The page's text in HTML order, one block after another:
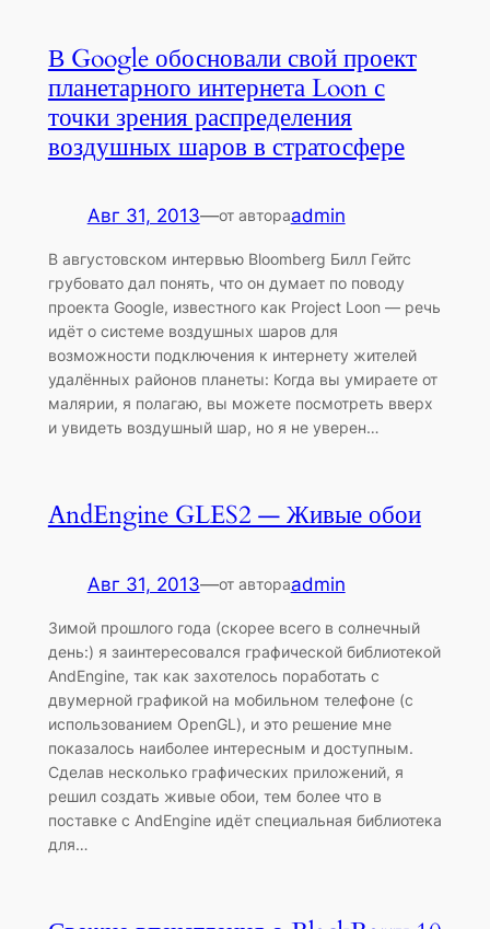
В Google обосновали свой проект
планетарного интернета Loon с
точки зрения распределения
воздушных шаров в стратосфере
Авг 31, 2013—от автораadmin
В августовском интервью Bloomberg Билл Гейтс
грубовато дал понять, что он думает по поводу
проекта Google, известного как Project Loon — речь
идёт о системе воздушных шаров для
возможности подключения к интернету жителей
удалённых районов планеты: Когда вы умираете от
малярии, я полагаю, вы можете посмотреть вверх
и увидеть воздушный шар, но я не уверен…
AndEngine GLES2 — Живые обои
Авг 31, 2013—от автораadmin
Зимой прошлого года (скорее всего в солнечный
день:) я заинтересовался графической библиотекой
AndEngine, так как захотелось поработать с
двумерной графикой на мобильном телефоне (с
использованием OpenGL), и это решение мне
показалось наиболее интересным и доступным.
Сделав несколько графических приложений, я
решил создать живые обои, тем более что в
поставке с AndEngine идёт специальная библиотека
для…